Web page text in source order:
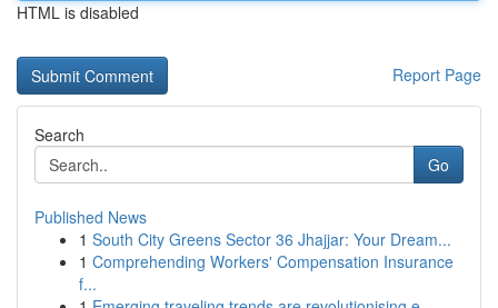
HTML is disabled
Report Page
Search
Go
Published News
1 South City Greens Sector 36 Jhajjar: Your Dream...
1 Comprehending Workers' Compensation Insurance
f...